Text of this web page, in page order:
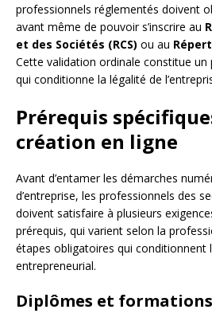
professionnels réglementés doivent
avant même de pouvoir s’inscrire au
et des Sociétés (RCS) ou au
Cette validation ordinale constitue un
qui conditionne la légalité de
Prérequis
création en ligne
Avant d’entamer les démarches
d’entreprise, les professionnels des
doivent satisfaire à plusieurs
prérequis, qui varient selon la
étapes obligatoires qui conditionnent
entrepreneurial.
Diplômes et